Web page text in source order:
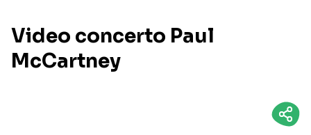
Video concerto Paul
McCartney